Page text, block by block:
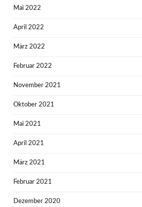
Mai 2022
April 2022
März 2022
Februar 2022
November 2021
Oktober 2021
Mai 2021
April 2021
März 2021
Februar 2021
Dezember 2020